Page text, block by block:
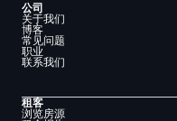
公司
关于我们
博客
常见问题
职业
联系我们
租客
浏览房源